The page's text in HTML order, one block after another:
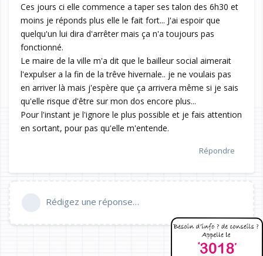
Ces jours ci elle commence a taper ses talon des 6h30 et
moins je réponds plus elle le fait fort... J'ai espoir que
quelqu'un lui dira d'arrêter mais ça n'a toujours pas
fonctionné.
Le maire de la ville m'a dit que le bailleur social aimerait
l'expulser a la fin de la trêve hivernale.. je ne voulais pas
en arriver là mais j'espère que ça arrivera même si je sais
qu'elle risque d'être sur mon dos encore plus...
Pour l'instant je l'ignore le plus possible et je fais attention
en sortant, pour pas qu'elle m'entende.
Répondre
Rédigez une réponse…